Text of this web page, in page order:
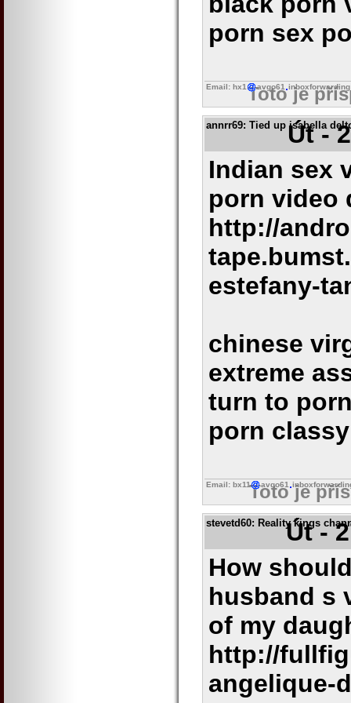
porn sex
Email: hx1 avgo61 inboxforwarding
Toto je
annrr69: Tied up isabella
Út -
Indian sex
porn video
http://
estefany-
chinese
extreme
turn to
porn
Email: bx11 avgo61
Toto je
stevetd60: Reality kings
Út -
How
husband s
of my
http://
angelique-